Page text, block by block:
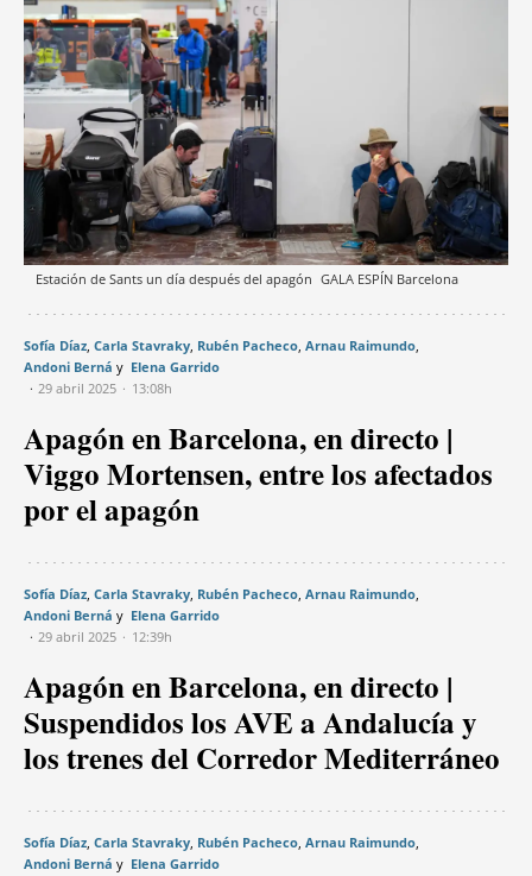
Estación de Sants un día después del apagón GALA ESPÍN Barcelona
Sofía Díaz Carla Stavraky Rubén Pacheco Arnau Raimundo
Andoni Berná
Elena Garrido
29 abril 2025
13:08h
Apagón en Barcelona, en directo |
Viggo Mortensen, entre los afectados
por el apagón
Sofía Díaz Carla Stavraky Rubén Pacheco Arnau Raimundo
Andoni Berná
Elena Garrido
29 abril 2025
12:39h
Apagón en Barcelona, en directo |
Suspendidos los AVE a Andalucía y
los trenes del Corredor Mediterráneo
Sofía Díaz Carla Stavraky Rubén Pacheco Arnau Raimundo
Andoni Berná
Elena Garrido